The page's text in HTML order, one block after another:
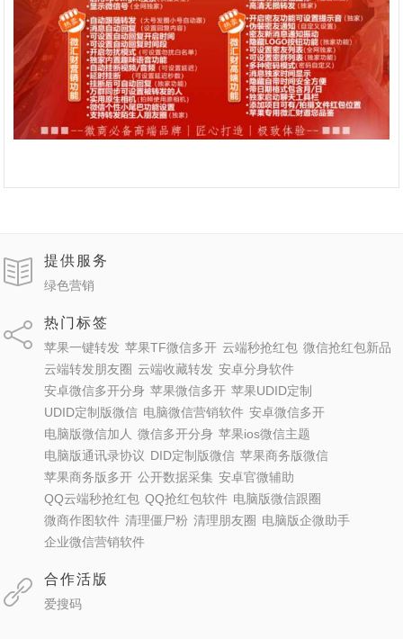
提供服务
绿色营销
热门标签
苹果一键转发 苹果TF微信多开 云端秒抢红包 微信抢红包新品
云端转发朋友圈 云端收藏转发 安卓分身软件
安卓微信多开分身 苹果微信多开 苹果UDID定制
UDID定制版微信 电脑微信营销软件 安卓微信多开
电脑版微信加人 微信多开分身 苹果ios微信主题
电脑版通讯录协议 DID定制版微信 苹果商务版微信
苹果商务版多开 公开数据采集 安卓官微辅助
QQ云端秒抢红包 QQ抢红包软件 电脑版微信跟圈
微商作图软件 清理僵尸粉 清理朋友圈 电脑版企微助手
企业微信营销软件
合作活版
爱搜码